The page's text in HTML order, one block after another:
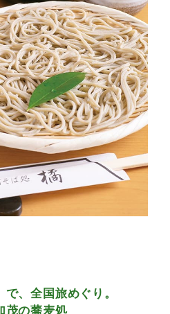
で、全国旅めぐり。
茂の蕎麦処